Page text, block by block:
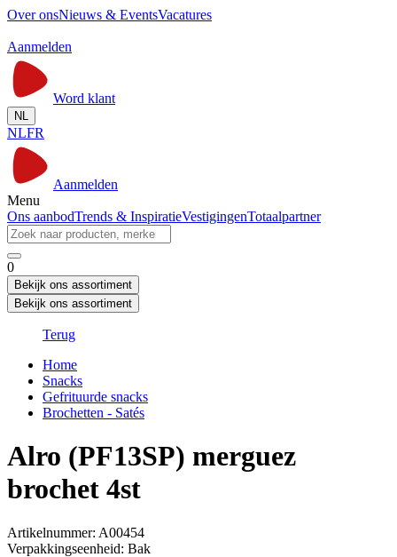
Over onsNieuws & EventsVacatures
Aanmelden
Word klant
NL
NLFR
Aanmelden
Menu
Ons aanbodTrends & InspiratieVestigingenTotaalpartner
0
Bekijk ons assortiment
Bekijk ons assortiment
Terug
Home
Snacks
Gefrituurde snacks
Brochetten - Satés
Alro (PF13SP) merguez
brochet 4st
Artikelnummer: A00454
Verpakkingseenheid: Bak